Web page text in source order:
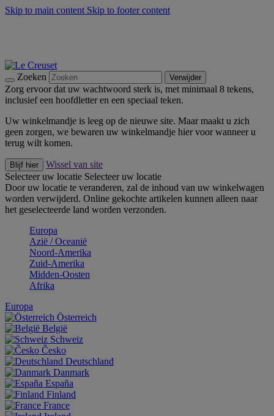
Skip to main content Skip to footer content
Zoeken Verwijder
Zorg ervoor dat uw wachtwoord sterk is, met minimaal 8 tekens,
inclusief een hoofdletter en een speciaal teken.
Uw winkelmandje is leeg op de nieuwe site. Maar maakt u zich
geen zorgen, we bewaren uw winkelmandje hier voor wanneer u
terug wilt komen.
Blijf hier
Wissel van site
Selecteer uw locatie Selecteer uw locatie
Door uw locatie te veranderen, zal de inhoud van uw winkelwagen
worden verwijderd. Online gekochte artikelen kunnen alleen naar
het geselecteerde land worden verzonden.
Europa
Aziё / Oceaniё
Noord-Amerika
Zuid-Amerika
Midden-Oosten
Afrika
Europa
Österreich
België
Schweiz
Česko
Deutschland
Danmark
España
Finland
France